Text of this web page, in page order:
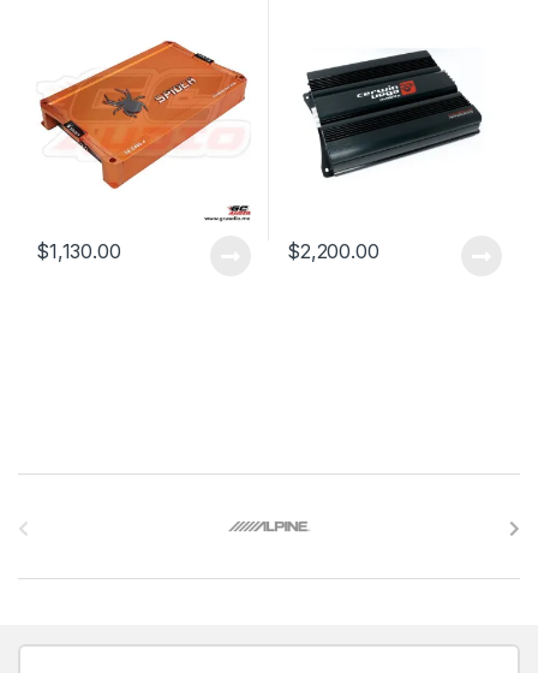
$1,130.00 $2,200.00